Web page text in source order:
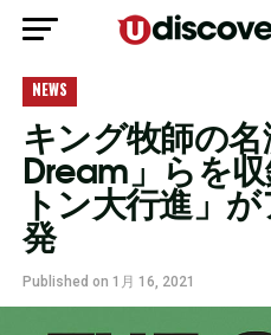
NEWS
キング牧師の
Dream」らを
トン大行進」
発
Published on 1月 16, 2021
モバイルバ